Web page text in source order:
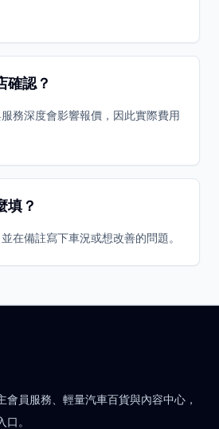
確認？
務深度會影響報價，因此實際費用
填？
在備註寫下車況或想改善的問題。
員服務、輕量汽車百貨與內容中心，
。